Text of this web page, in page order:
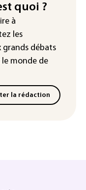
quoi ?
à
les
grands débats
monde de
la rédaction